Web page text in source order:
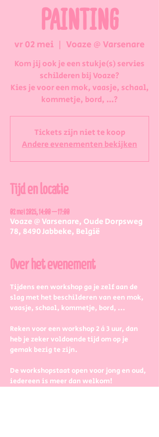
PAINTING
vr 02 mei
  |
Voaze @ Varsenare
Kom jij ook je een stukje(s) servies
schilderen bij Voaze?
Kies je voor een mok, vaasje, schaal,
kommetje, bord, ...?
Tickets zijn niet te koop
Andere evenementen bekijken
Tijd en locatie
02 mei 2025, 14:00 – 17:00
Voaze @ Varsenare, Oude Dorpsweg
78, 8490 Jabbeke, België
Over het evenement
Tijdens een workshop ga je zelf aan de
slag met het beschilderen van een mok,
vaasje, schaal, kommetje, bord, ...
Reken voor een workshop 2 à 3 uur, dan
heb je zeker voldoende tijd om op je
gemak bezig te zijn.
De workshopstaat open voor jong en oud,
iedereen is meer dan welkom!